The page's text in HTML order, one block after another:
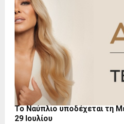
Το Ναύπλιο υποδέχεται τη
29 Ιουλίου